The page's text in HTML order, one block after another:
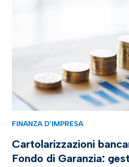
FINANZA D'IMPRESA
Cartolarizzazioni
Fondo di Garanzia: